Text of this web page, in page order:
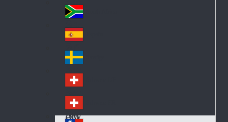
va
kia
So
uth
Af
ric
a
Sp
ain
Sw
ed
en
Sw
itz
erl
Sw